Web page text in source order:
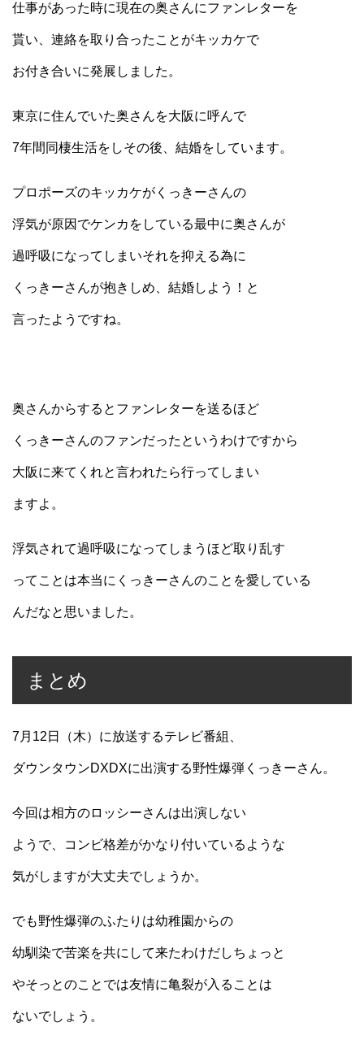
仕事があった時に現在の奥さんにファンレターを
貰い、連絡を取り合ったことがキッカケで
お付き合いに発展しました。
東京に住んでいた奥さんを大阪に呼んで
7年間同棲生活をしその後、結婚をしています。
プロポーズのキッカケがくっきーさんの
浮気が原因でケンカをしている最中に奥さんが
過呼吸になってしまいそれを抑える為に
くっきーさんが抱きしめ、結婚しよう！と
言ったようですね。
奥さんからするとファンレターを送るほど
くっきーさんのファンだったというわけですから
大阪に来てくれと言われたら行ってしまい
ますよ。
浮気されて過呼吸になってしまうほど取り乱す
ってことは本当にくっきーさんのことを愛している
んだなと思いました。
まとめ
7月12日（木）に放送するテレビ番組、
ダウンタウンDXDXに出演する野性爆弾くっきーさん。
今回は相方のロッシーさんは出演しない
ようで、コンビ格差がかなり付いているような
気がしますが大丈夫でしょうか。
でも野性爆弾のふたりは幼稚園からの
幼馴染で苦楽を共にして来たわけだしちょっと
やそっとのことでは友情に亀裂が入ることは
ないでしょう。